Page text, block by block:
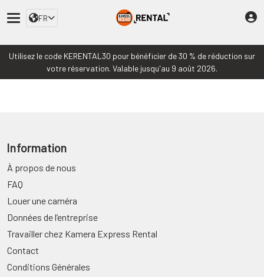
FR
Utilisez le code KERENTAL30 pour bénéficier de 30 % de réduction sur
votre réservation. Valable jusqu'au 9 août 2026.
Information
À propos de nous
FAQ
Louer une caméra
Données de l’entreprise
Travailler chez Kamera Express Rental
Contact
Conditions Générales